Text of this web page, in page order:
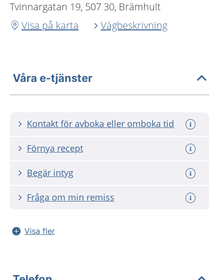
Tvinnargatan 19, 507 30, Brämhult
Visa på karta
Vägbeskrivning
Våra e-tjänster
Kontakt för avboka eller omboka tid
Förnya recept
Begär intyg
Fråga om min remiss
Visa fler